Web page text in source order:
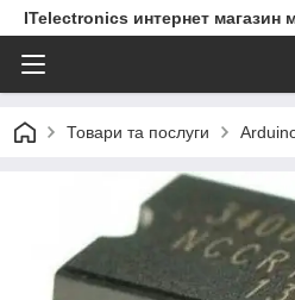
ITelectronics интернет магазин
Товари та послуги